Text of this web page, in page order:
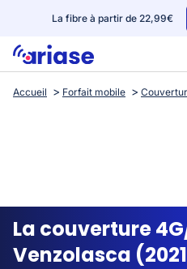
La fibre à partir de 22,99€
Box internet
Streaming
Accueil Forfait mobile
La couverture
Venzolasca